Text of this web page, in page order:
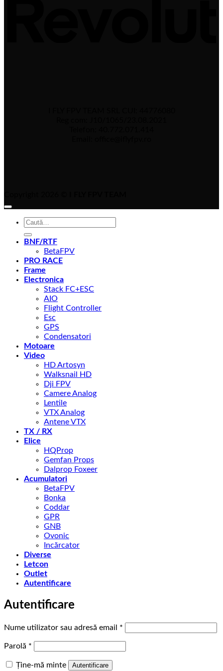
Caută
BNF/RTF
BetaFPV
PRO RACE
Frame
Electronica
Stack FC+ESC
AIO
Flight Controller
Esc
GPS
Condensatori
Motoare
Video
HD Artosyn
Walksnail HD
Dji FPV
Camere Analog
Lentile
VTX Analog
Antene VTX
TX / RX
Elice
HQProp
Gemfan Props
Dalprop Foxeer
Acumulatori
BetaFPV
Bonka
Coddar
GPR
GNB
Ovonic
Incărcator
Diverse
Letcon
Outlet
Autentificare
Autentificare
Nume utilizator sau adresă email *
Parolă *
Ține-mă minte Autentificare